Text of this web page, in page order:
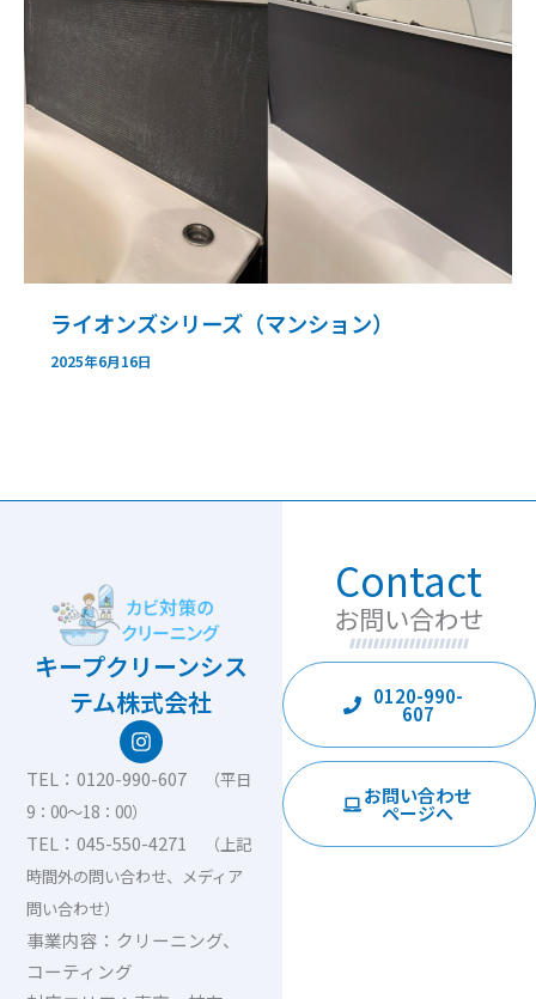
ライオンズシリーズ（マンション）
2025年6月16日
キープクリーンシス
テム株式会社
I
n
s
t
g
r
a
TEL：0120-990-607
（平日
9：00〜18：00）
TEL：045-550-4271
（上記
時間外の問い合わせ、メディア
問い合わせ）
事業内容：クリーニング、
コーティング
Contact
お問い合わせ
0120-990-
607
お問い合わせ
ページへ